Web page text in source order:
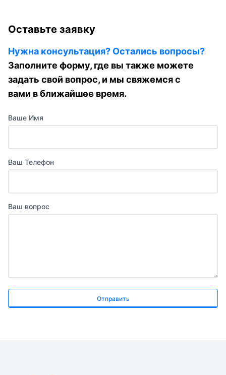
Оставьте заявку
Нужна консультация? Остались вопросы?
Заполните форму, где вы также можете
задать свой вопрос, и мы свяжемся с
вами в ближайшее время.
Ваше Имя
Ваш Телефон
Ваш вопрос
Отправить